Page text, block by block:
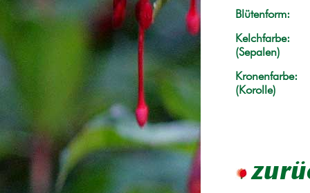
Blütenform:
Kelchfarbe:
(Sepalen)
Kronenfarbe:
(Korolle)